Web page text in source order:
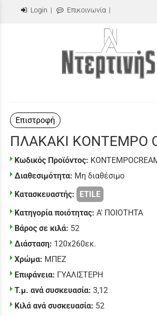
Login | Επικοινωνία |
Επιστροφή
ΠΛΑΚΑΚΙ KONTEMPO
Κωδικός Προϊόντος:
Διαθεσιμότητα: Μη διαθέσιμο
Κατασκευαστής:
ETILE
Κατηγορία ποιότητας: Α' ΠΟΙΟΤΗΤΑ
Βάρος σε κιλά: 52
Διάσταση: 120x260εκ.
Χρώμα: ΜΠΕΖ
Επιφάνεια: ΓΥΑΛΙΣΤΕΡΗ
Τ.μ. ανά συσκευασία: 3,12
Κιλά ανά συσκευασία: 52